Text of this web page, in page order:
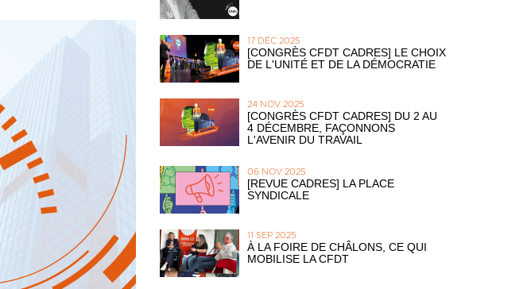
17 DÉC 2025
[CONGRÈS CFDT CADRES] LE CHOIX
DE L'UNITÉ ET DE LA DÉMOCRATIE
24 NOV 2025
[CONGRÈS CFDT CADRES] DU 2 AU
4 DÉCEMBRE, FAÇONNONS
L'AVENIR DU TRAVAIL
06 NOV 2025
[REVUE CADRES] LA PLACE
SYNDICALE
11 SEP 2025
À LA FOIRE DE CHÂLONS, CE QUI
MOBILISE LA CFDT